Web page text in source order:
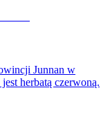
Junnan w
herbatą czerwoną.